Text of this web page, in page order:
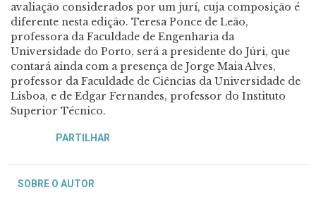
avaliação considerados por um jurí, cuja composição é
diferente nesta edição. Teresa Ponce de Leão,
professora da Faculdade de Engenharia da
Universidade do Porto, será a presidente do Júri, que
contará ainda com a presença de Jorge Maia Alves,
professor da Faculdade de Ciências da Universidade de
Lisboa, e de Edgar Fernandes, professor do Instituto
Superior Técnico.
PARTILHAR
SOBRE O AUTOR